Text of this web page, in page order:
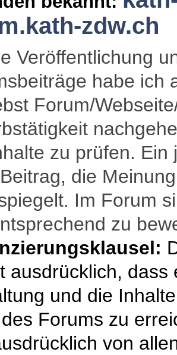
zdw.ch
Veröffentlichung
habe ich
Forum/
zu prüfen.
die
Im Forum
zu
ausdrücklich,
und die
Forums zu
von